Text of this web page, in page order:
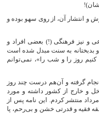
سالگرد کشتار ۶۷) و نیز حذف تاریخ نگارش و انتشار آن، از روی سهو بوده و
و نیز فرهنگی (!) بعضی افراد و
و بدبختانه به سنت مبدل شده است
کنیم روز را و شب را»، نمی‌توانم
گرفته و آن‌هم درست چند روز
و خارج از کشور داشته و مورد
23 مرداد منتشر کردم. این نامه پس از
فقیه و قدرتی خشن و بی‌رحم، پا